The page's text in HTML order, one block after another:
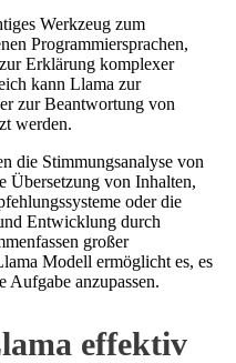
Werkzeug zum
Programmiersprachen,
Erklärung komplexer
kann Llama zur
zur Beantwortung von
werden.
die Stimmungsanalyse von
Übersetzung von Inhalten,
oder die
Entwicklung durch
großer
Modell ermöglicht es, es
Aufgabe anzupassen.
effektiv